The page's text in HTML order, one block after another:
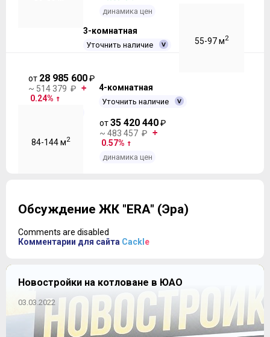
динамика цен
3-комнатная
Уточнить наличие 55-97 м2
от 28 985 600₽
~ 514 379 ₽
0.24%
4-комнатная
Уточнить наличие
84-144 м2
от35 420 440₽
~ 483 457 ₽
0.57%
динамика цен
Обсуждение ЖК "ERA" (Эра)
Comments are disabled
Комментарии для сайта Cackl e
Новостройки на котловане в ЮАО
03.03.2022